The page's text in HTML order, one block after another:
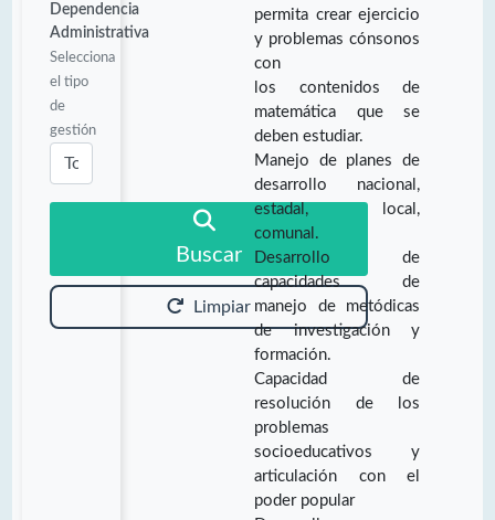
Dependencia
Administrativa
Selecciona
el tipo
de
gestión
Buscar
Limpiar
permita crear ejercicio
y problemas cónsonos
con
los contenidos de
matemática que se
deben estudiar.
Manejo de planes de
desarrollo nacional,
estadal, local,
comunal.
Desarrollo de
capacidades de
manejo de metódicas
de investigación y
formación.
Capacidad de
resolución de los
problemas
socioeducativos y
articulación con el
poder popular